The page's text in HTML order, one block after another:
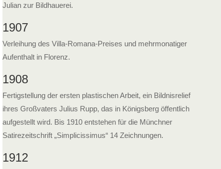
Julian zur Bildhauerei.
1907
Verleihung des Villa-Romana-Preises und mehrmonatiger
Aufenthalt in Florenz.
1908
Fertigstellung der ersten plastischen Arbeit, ein Bildnisrelief
ihres Großvaters Julius Rupp, das in Königsberg öffentlich
aufgestellt wird. Bis 1910 entstehen für die Münchner
Satirezeitschrift „Simplicissimus“ 14 Zeichnungen.
1912